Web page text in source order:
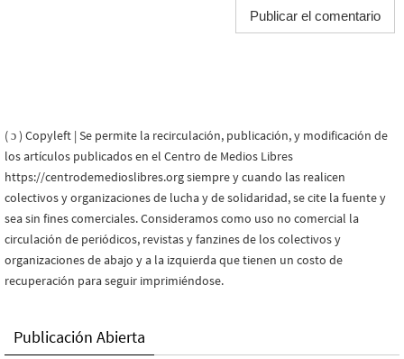
( ɔ ) Copyleft | Se permite la recirculación, publicación, y modificación de
los artículos publicados en el Centro de Medios Libres
https://centrodemedioslibres.org siempre y cuando las realicen
colectivos y organizaciones de lucha y de solidaridad, se cite la fuente y
sea sin fines comerciales. Consideramos como uso no comercial la
circulación de periódicos, revistas y fanzines de los colectivos y
organizaciones de abajo y a la izquierda que tienen un costo de
recuperación para seguir imprimiéndose.
Publicación Abierta